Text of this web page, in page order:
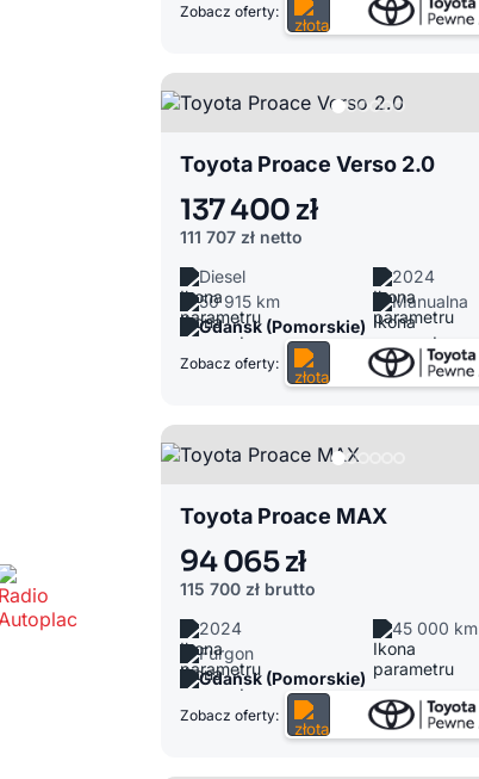
Zobacz oferty:
Toyota Proace Verso 2.0
137 400 zł
111 707 zł netto
Diesel
2024
50 915 km
Manualna
Gdańsk (Pomorskie)
Zobacz oferty:
Toyota Proace MAX
94 065 zł
115 700 zł brutto
2024
45 000 km
Furgon
Gdańsk (Pomorskie)
Zobacz oferty: